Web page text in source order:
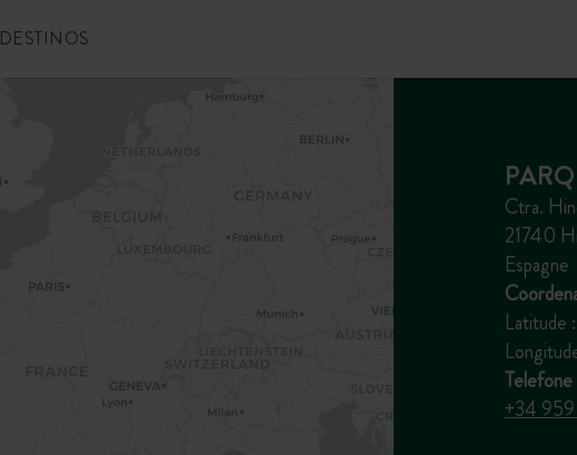
DESTINOS
Ctra.
21740
Espagne
Latitude
Telefone
+34